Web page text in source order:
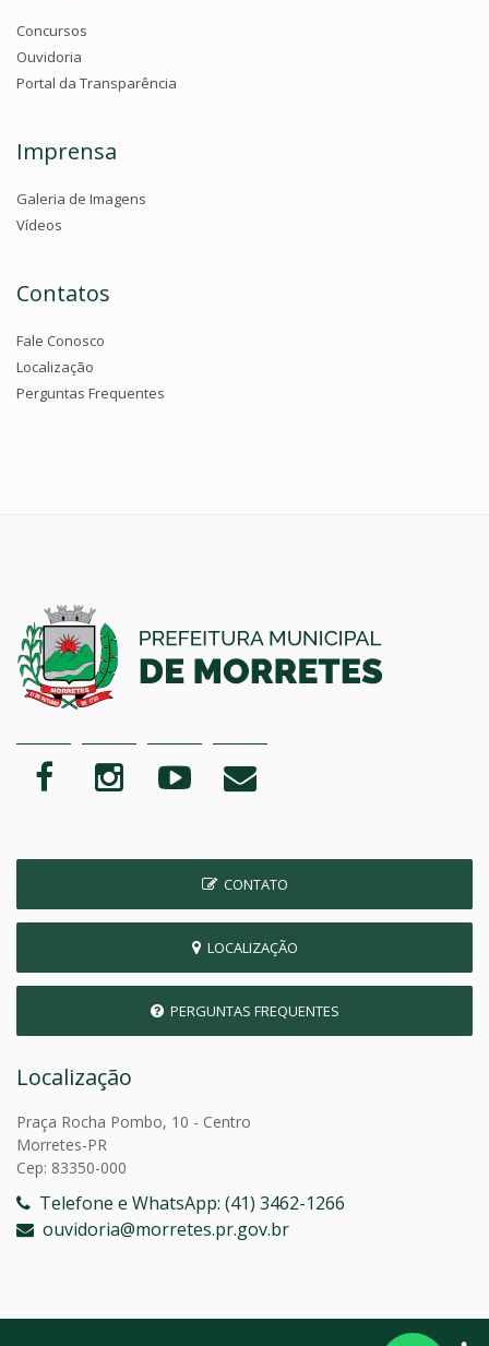
Concursos
Ouvidoria
Portal da Transparência
Imprensa
Galeria de Imagens
Vídeos
Contatos
Fale Conosco
Localização
Perguntas Frequentes
CONTATO
LOCALIZAÇÃO
PERGUNTAS FREQUENTES
Localização
Praça Rocha Pombo, 10 - Centro
Morretes-PR
Cep: 83350-000
Telefone e WhatsApp: (41) 3462-1266
ouvidoria@morretes.pr.gov.br